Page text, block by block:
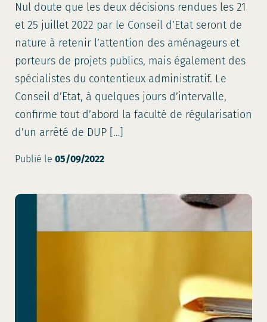
Nul doute que les deux décisions rendues les 21
et 25 juillet 2022 par le Conseil d’Etat seront de
nature à retenir l’attention des aménageurs et
porteurs de projets publics, mais également des
spécialistes du contentieux administratif. Le
Conseil d’Etat, à quelques jours d’intervalle,
confirme tout d’abord la faculté de régularisation
d’un arrêté de DUP […]
Publié le 05/09/2022